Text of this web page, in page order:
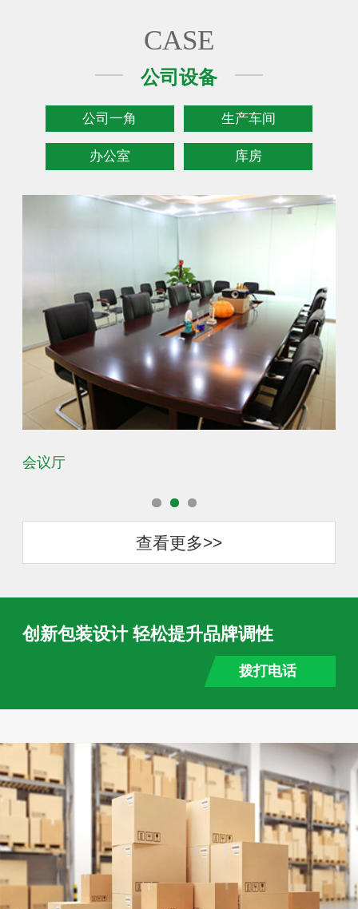
CASE
公司设备
公司一角 生产车间
办公室 库房
会议厅
查看更多>>
创新包装设计 轻松提升品牌调性
拨打电话